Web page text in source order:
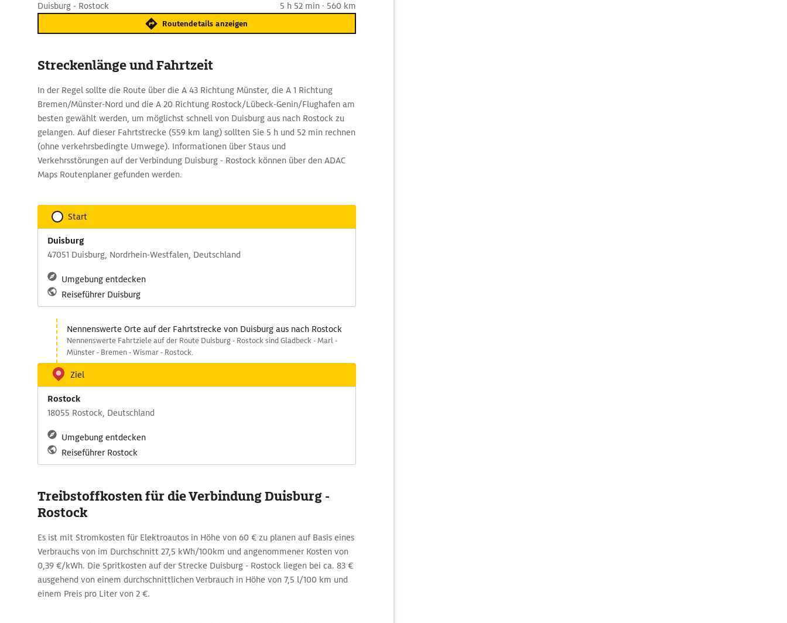
Duisburg - Rostock 5 h 52 min · 560 km
Routendetails anzeigen
Streckenlänge und Fahrtzeit
In der Regel sollte die Route über die A 43 Richtung Münster, die A 1 Richtung
Bremen/Münster-Nord und die A 20 Richtung Rostock/Lübeck-Genin/Flughafen am
besten gewählt werden, um möglichst schnell von Duisburg aus nach Rostock zu
gelangen. Auf dieser Fahrtstrecke (559 km lang) sollten Sie 5 h und 52 min rechnen
(ohne verkehrsbedingte Umwege). Informationen über Staus und
Verkehrsstörungen auf der Verbindung Duisburg - Rostock können über den ADAC
Maps Routenplaner gefunden werden.
Start
Duisburg
47051 Duisburg, Nordrhein-Westfalen, Deutschland
Umgebung entdecken
Reiseführer Duisburg
Nennenswerte Orte auf der Fahrtstrecke von Duisburg aus nach Rostock
Nennenswerte Fahrtziele auf der Route Duisburg - Rostock sind Gladbeck - Marl -
Münster - Bremen - Wismar - Rostock.
Ziel
Rostock
18055 Rostock, Deutschland
Umgebung entdecken
Reiseführer Rostock
Treibstoffkosten für die Verbindung Duisburg -
Rostock
Es ist mit Stromkosten für Elektroautos in Höhe von 60 € zu planen auf Basis eines
Verbrauchs von im Durchschnitt 27,5 kWh/100km und angenommener Kosten von
0,39 €/kWh. Die Spritkosten auf der Strecke Duisburg - Rostock liegen bei ca. 83 €
ausgehend von einem durchschnittlichen Verbrauch in Höhe von 7,5 l/100 km und
einem Preis pro Liter von 2 €.